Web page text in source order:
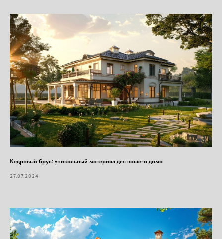
Кедровый брус: уникальный материал для вашего дома
27.07.2024